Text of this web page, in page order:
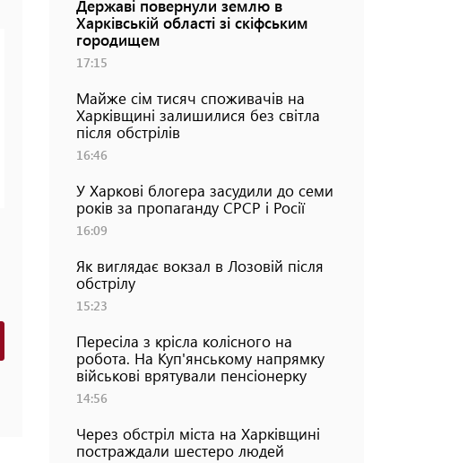
Державі повернули землю в
Харківській області зі скіфським
городищем
17:15
Майже сім тисяч споживачів на
Харківщині залишилися без світла
після обстрілів
16:46
У Харкові блогера засудили до семи
років за пропаганду СРСР і Росії
16:09
Як виглядає вокзал в Лозовій після
обстрілу
15:23
Пересіла з крісла колісного на
робота. На Куп'янському напрямку
військові врятували пенсіонерку
14:56
Через обстріл міста на Харківщині
постраждали шестеро людей